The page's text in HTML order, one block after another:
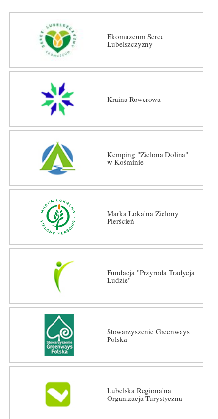
Ekomuzeum Serce
Lubelszczyzny
Kraina Rowerowa
Kemping "Zielona Dolina"
w Kośminie
Marka Lokalna Zielony
Pierścień
Fundacja "Przyroda Tradycja
Ludzie"
Stowarzyszenie Greenways
Polska
Lubelska Regionalna
Organizacja Turystyczna